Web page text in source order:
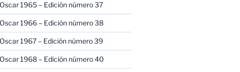
1965 – Edición número 37
1966 – Edición número 38
1967 – Edición número 39
1968 – Edición número 40